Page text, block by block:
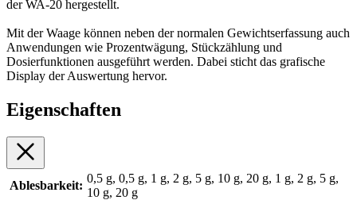
der WA-20 hergestellt.
Mit der Waage können neben der normalen Gewichtserfassung auch
Anwendungen wie Prozentwägung, Stückzählung und
Dosierfunktionen ausgeführt werden. Dabei sticht das grafische
Display der Auswertung hervor.
Eigenschaften
Ablesbarkeit:
0,5 g, 0,5 g, 1 g, 2 g, 5 g, 10 g, 20 g, 1 g, 2 g, 5 g,
10 g, 20 g